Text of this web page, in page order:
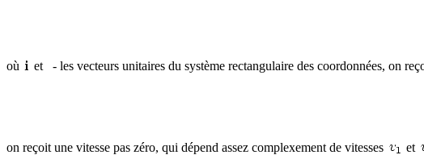
où et - les vecteurs unitaires du système rectangulaire des coordonnées, on
on reçoit une vitesse pas zéro, qui dépend assez complexement de vitesses et